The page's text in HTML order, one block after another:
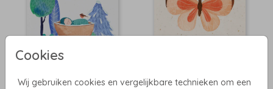
Cookies
Wij gebruiken cookies en vergelijkbare technieken om een
DUURZAAM DUURZAAM